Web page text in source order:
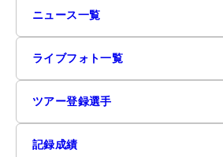
ニュース一覧
ライブフォト一覧
ツアー登録選手
記録成績